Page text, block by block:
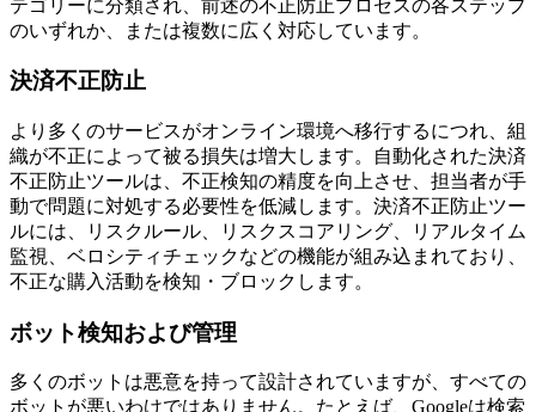
テゴリーに分類され、前述の不正防止プロセスの各ステップ
のいずれか、または複数に広く対応しています。
決済不正防止
より多くのサービスがオンライン環境へ移行するにつれ、組
織が不正によって被る損失は増大します。自動化された決済
不正防止ツールは、不正検知の精度を向上させ、担当者が手
動で問題に対処する必要性を低減します。決済不正防止ツー
ルには、リスクルール、リスクスコアリング、リアルタイム
監視、ベロシティチェックなどの機能が組み込まれており、
不正な購入活動を検知・ブロックします。
ボット検知および管理
多くのボットは悪意を持って設計されていますが、すべての
ボットが悪いわけではありません。たとえば、Googleは検索